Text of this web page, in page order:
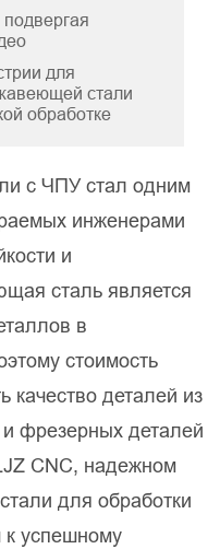
для
стали
обработке
с ЧПУ стал одним
инженерами
и
сталь является
в
стоимость
качество деталей из
фрезерных деталей
CNC, надежном
для обработки
успешному